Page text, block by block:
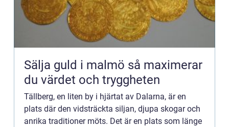
Sälja guld i malmö så maximerar
du värdet och tryggheten
Tällberg, en liten by i hjärtat av Dalarna, är en
plats där den vidsträckta siljan, djupa skogar och
anrika traditioner möts. Det är en plats som länge